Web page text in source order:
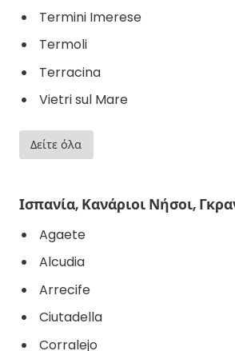
Termini Imerese
Termoli
Terracina
Vietri sul Mare
Δείτε όλα
Ισπανία, Κανάριοι Νήσοι,
Agaete
Alcudia
Arrecife
Ciutadella
Corralejo